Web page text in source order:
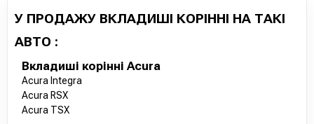
У ПРОДАЖУ ВКЛАДИШІ КОРІННІ НА ТАКІ
АВТО :
Вкладиші корінні Acura
Acura Integra
Acura RSX
Acura TSX